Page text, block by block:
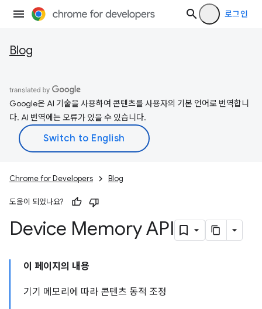
로그인
Blog
Google은 AI 기술을 사용하여 콘텐츠를 사용자의 기본 언어로 번역합니
다. AI 번역에는 오류가 있을 수 있습니다.
Chrome for Developers Blog
도움이 되었나요?
Device Memory API
이 페이지의 내용
기기 메모리에 따라 콘텐츠 동적 조정